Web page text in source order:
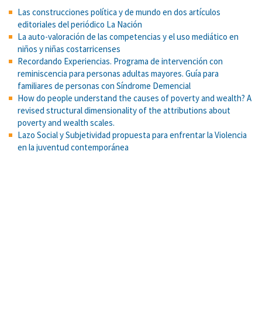
Las construcciones política y de mundo en dos artículos
editoriales del periódico La Nación
La auto-valoración de las competencias y el uso mediático en
niños y niñas costarricenses
Recordando Experiencias. Programa de intervención con
reminiscencia para personas adultas mayores. Guía para
familiares de personas con Síndrome Demencial
How do people understand the causes of poverty and wealth? A
revised structural dimensionality of the attributions about
poverty and wealth scales.
Lazo Social y Subjetividad propuesta para enfrentar la Violencia
en la juventud contemporánea